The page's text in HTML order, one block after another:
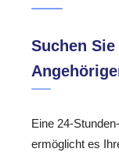
Suchen
Eine 24-
ermöglicht es